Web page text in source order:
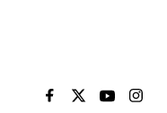
EL PAÍS BRASIL EN
EL PAÍSEL PAÍS
EL